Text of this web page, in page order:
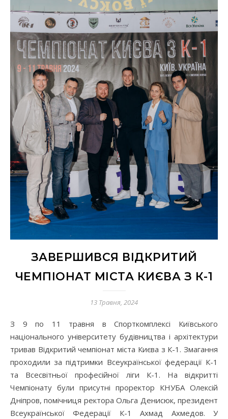
ЗАВЕРШИВСЯ ВІДКРИТИЙ
ЧЕМПІОНАТ МІСТА КИЄВА З К-1
13 Травня, 2024
З 9 по 11 травня в Спорткомплексі Київського
національного університету будівництва і архітектури
тривав Відкритий чемпіонат міста Києва з К-1. Змагання
проходили за підтримки Всеукраїнської федерації К-1
та Всесвітньої професійної ліги К-1. На відкритті
Чемпіонату були присутні проректор КНУБА Олексій
Дніпров, помічниця ректора Ольга Денисюк, президент
Всеукраїнської Федерації К-1 Ахмад Ахмедов. У